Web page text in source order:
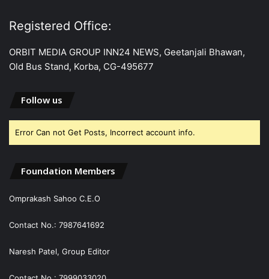
Registered Office:
ORBIT MEDIA GROUP INN24 NEWS, Geetanjali Bhawan,
Old Bus Stand, Korba, CG-495677
Follow us
Error Can not Get Posts, Incorrect account info.
Foundation Members
Omprakash Sahoo C.E.O
Contact No.: 7987641692
Naresh Patel, Group Editor